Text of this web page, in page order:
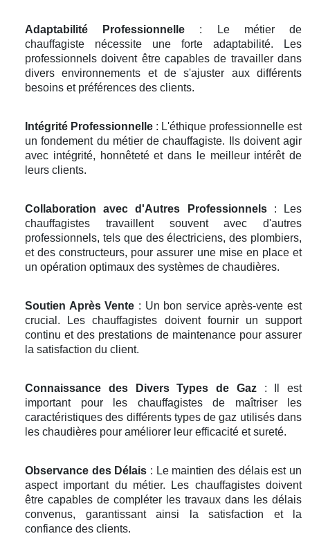
Adaptabilité Professionnelle : Le métier de
chauffagiste nécessite une forte adaptabilité. Les
professionnels doivent être capables de travailler dans
divers environnements et de s'ajuster aux différents
besoins et préférences des clients.
Intégrité Professionnelle : L'éthique professionnelle est
un fondement du métier de chauffagiste. Ils doivent agir
avec intégrité, honnêteté et dans le meilleur intérêt de
leurs clients.
Collaboration avec d'Autres Professionnels: Les
chauffagistes travaillent souvent avec d'autres
professionnels, tels que des électriciens, des plombiers,
et des constructeurs, pour assurer une mise en place et
un opération optimaux des systèmes de chaudières.
Soutien Après Vente : Un bon service après-vente est
crucial. Les chauffagistes doivent fournir un support
continu et des prestations de maintenance pour assurer
la satisfaction du client.
Connaissance des Divers Types de Gaz: Il est
important pour les chauffagistes de maîtriser les
caractéristiques des différents types de gaz utilisés dans
les chaudières pour améliorer leur efficacité et sureté.
Observance des Délais : Le maintien des délais est un
aspect important du métier. Les chauffagistes doivent
être capables de compléter les travaux dans les délais
convenus, garantissant ainsi la satisfaction et la
confiance des clients.